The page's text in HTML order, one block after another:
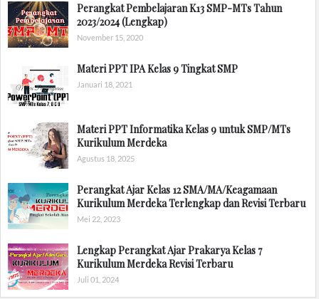
Perangkat Pembelajaran K13 SMP-MTs Tahun
2023/2024 (Lengkap)
November 15, 2020
Materi PPT IPA Kelas 9 Tingkat SMP
Januari 18, 2021
Materi PPT Informatika Kelas 9 untuk SMP/MTs
Kurikulum Merdeka
Agustus 18, 2025
Perangkat Ajar Kelas 12 SMA/MA/Keagamaan
Kurikulum Merdeka Terlengkap dan Revisi Terbaru
Mei 22, 2023
Lengkap Perangkat Ajar Prakarya Kelas 7
Kurikulum Merdeka Revisi Terbaru
Juli 01, 2024